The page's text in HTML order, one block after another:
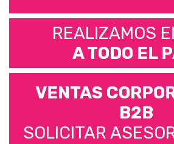
REALIZAMOS
A TODO EL
VENTAS
B2B
SOLICITAR